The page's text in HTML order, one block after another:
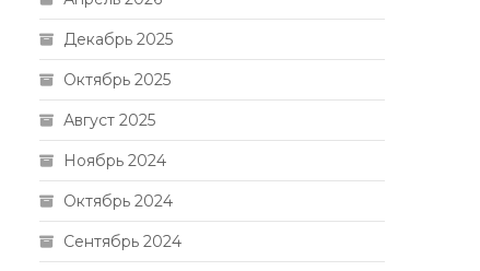
Декабрь 2025
Октябрь 2025
Август 2025
Ноябрь 2024
Октябрь 2024
Сентябрь 2024